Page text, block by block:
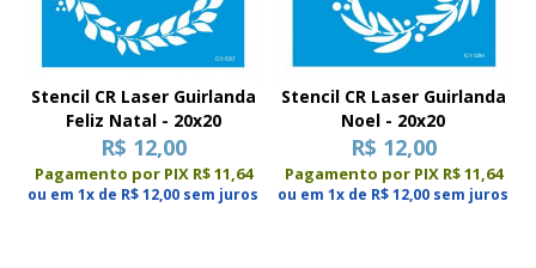
Stencil CR Laser Guirlanda
Feliz Natal - 20x20
R$ 12,00
Pagamento por PIX R$ 11,64
ou em 1x de R$ 12,00 sem juros
Stencil CR Laser Guirlanda
Noel - 20x20
R$ 12,00
Pagamento por PIX R$ 11,64
ou em 1x de R$ 12,00 sem juros